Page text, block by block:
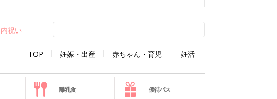
TOP 妊娠・出産 赤ちゃん・育児 妊活
内祝い
離乳食 優待パス